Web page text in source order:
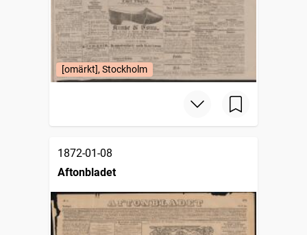
[omärkt], Stockholm
1872-01-08
Aftonbladet